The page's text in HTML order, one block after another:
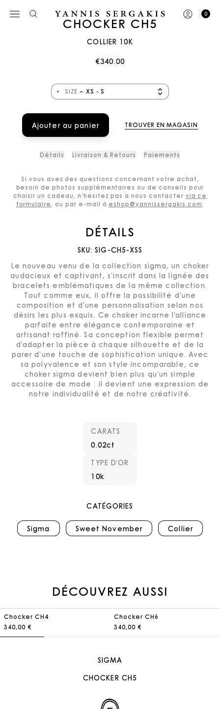
0
CHOCKER CH5
COLLIER 10K
€340.00
SIZE – XS - S
Ajouter au panier TROUVER EN MAGASIN
Détails Livraison & Retours Paiements
Si vous avez des questions concernant votre achat,
besoin de photos supplémentaires ou de conseils pour
choisir un cadeau, n’hésitez pas à nous contacter via ce
formulaire, ou par e-mail à eshop@yannissergakis.com.
DÉTAILS
SKU:SIG-CH5-XSS
Le nouveau venu de la collection sigma, un choker
audacieux et captivant, s'inscrit dans la lignée des
bracelets emblématiques de la même collection.
Tout comme eux, il offre la possibilité d'une
composition et d'une personnalisation selon nos
désirs les plus exquis. Ce choker incarne l'alliance
parfaite entre élégance contemporaine et
artisanat raffiné. Sa conception flexible permet
d'adapter la pièce à chaque silhouette et de la
parer d'une touche de sophistication unique. Avec
sa polyvalence et son style incomparable, ce
choker sigma devient bien plus qu'un simple
accessoire de mode : il devient une expression de
notre individualité et de notre créativité.
CARATS
0.02ct
TYPE D’OR
10k
CATÉGORIES
Sigma Sweet November Collier
DÉCOUVREZ AUSSI
Chocker CH4
340,00 €
Chocker CH6
340,00 €
SIGMA
CHOCKER CH5